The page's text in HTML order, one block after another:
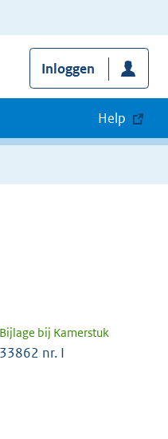
Inloggen
Help
Bijlage bij Kamerstuk
33862 nr. I